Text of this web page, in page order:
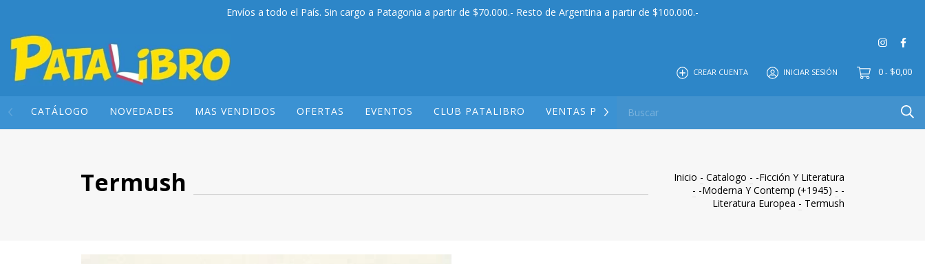
Envíos a todo el País. Sin cargo a Patagonia a partir de $70.000.- Resto de Argentina a partir de $100.000.-
CREAR CUENTA INICIAR SESIÓN 0 - $0,00
CATÁLOGO NOVEDADES MAS VENDIDOS OFERTAS EVENTOS CLUB PATALIBRO VENTAS POR MAYOR
Termush Inicio - Catalogo - -Ficción Y Literatura
- -Moderna Y Contemp (+1945) - -
Literatura Europea - Termush